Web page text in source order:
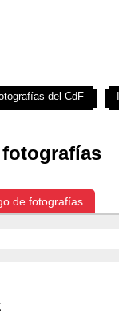
de fotografías
del CdF